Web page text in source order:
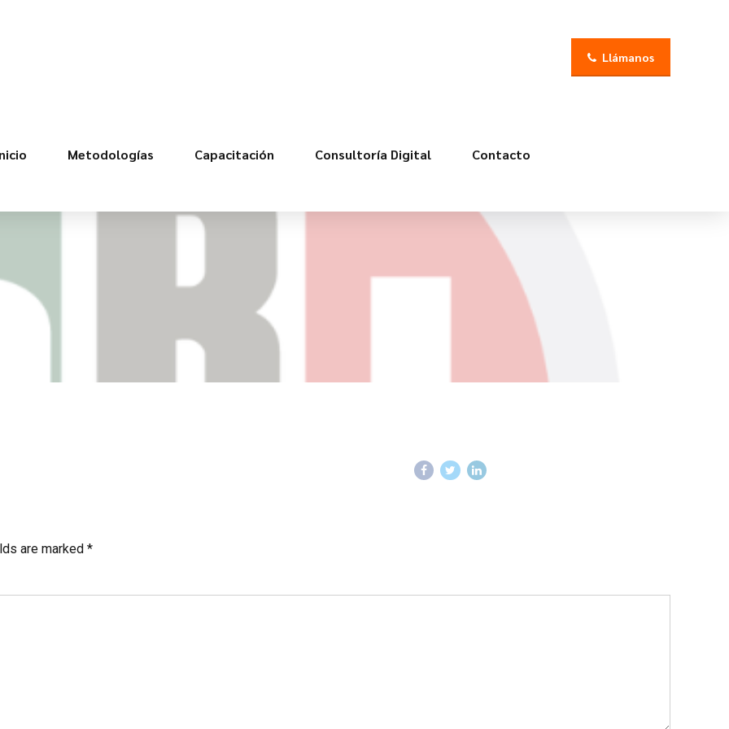
Llámanos
Metodologías Capacitación Consultoría Digital Contacto
are marked *